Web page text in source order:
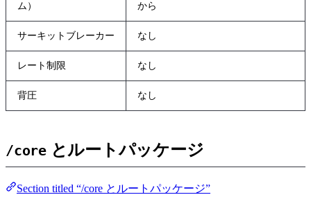
ム）
から
サーキットブレーカー なし
レート制限 なし
背圧 なし
/coreとルートパッケージ
Section titled “/core とルートパッケージ”